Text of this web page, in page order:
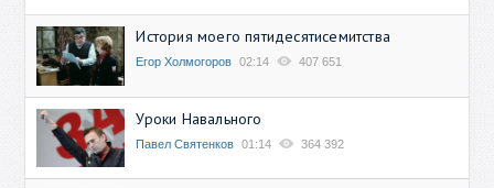
История моего пятидесятисемитства
Егор Холмогоров 02:14 407 651
Уроки Навального
Павел Святенков 01:14 364 392